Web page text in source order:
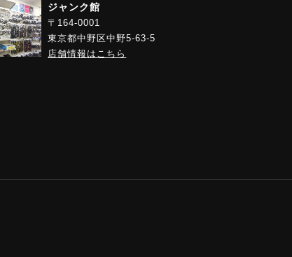
ジャンク館
〒164-0001
東京都中野区中野5-63-5
店舗情報はこちら